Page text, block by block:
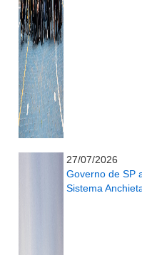
27/07/2026
Governo de SP
Sistema